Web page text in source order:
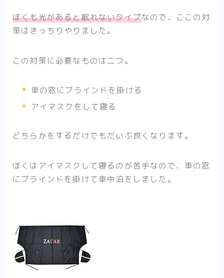
ぼくも光があると眠れないタイプなので、ここの対
策はきっちりやりました。
この対策に必要なものは二つ。
車の窓にブラインドを掛ける
アイマスクをして寝る
どちらかをするだけでもだいぶ良くなります。
ぼくはアイマスクして寝るのが苦手なので、車の窓
にブラインドを掛けて車中泊をしました。